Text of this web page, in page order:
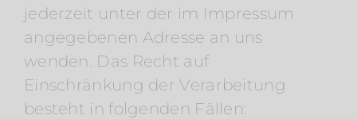
jederzeit unter der im Impressum
angegebenen Adresse an uns
wenden. Das Recht auf
Einschränkung der Verarbeitung
besteht in folgenden Fällen: